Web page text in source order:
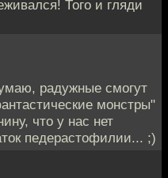
Того и гляди
радужные смогут
монстры"
что у нас нет
педерастофилии... ;)